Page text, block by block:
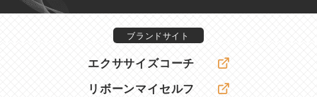
ブランドサイト
エクササイズコーチ
リボーンマイセルフ